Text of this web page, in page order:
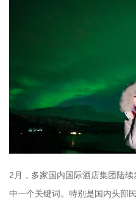
2月，多家国内国际酒店集团陆
中一个关键词。特别是国内头部